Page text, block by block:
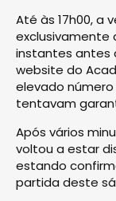
Até às 17h00, a
exclusivamente
instantes antes
website do
elevado
tentavam
Após vários
voltou a estar
estando
partida deste